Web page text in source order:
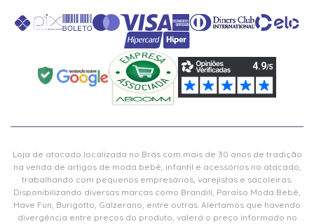
Loja de atacado localizada no Brás com mais de 30 anos de tradição
na venda de artigos de moda bebê, infantil e acessórios no atacado,
trabalhando com pequenos empresários, varejistas e sacoleiras.
Disponibilizando diversas marcas como Brandili, Paraíso Moda Bebê,
Have Fun, Burigotto, Galzerano, entre outras. Alertamos que havendo
divergência entre preços do produto, valerá o preço informado no